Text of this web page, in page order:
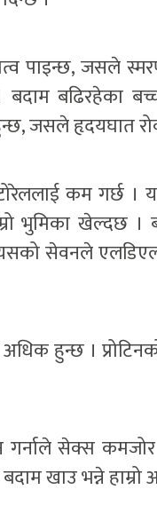
पाइन्छ, जसले
बढिरहेका
जसले हृदयघात
कम गर्छ ।
भुमिका खेल्दछ
सेवनले
अधिक हुन्छ ।
सेक्स
खाउ भन्ने हाम्रो